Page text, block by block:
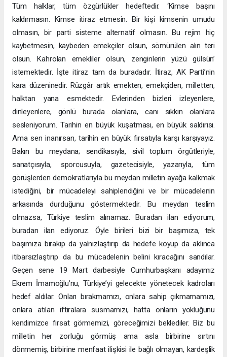
Tüm halklar, tüm özgürlükler hedeftedir. ‘Kimse başını
kaldırmasın. Kimse itiraz etmesin. Bir kişi kimsenin umudu
olmasın, bir parti sisteme alternatif olmasın. Bu rejim hiç
kaybetmesin, kaybeden emekçiler olsun, sömürülen alın teri
olsun. Kahrolan emekliler olsun, zenginlerin yüzü gülsün’
istemektedir. İşte itiraz tam da buradadır. İtiraz, AK Parti’nin
kara düzeninedir. Rüzgâr artık emekten, emekçiden, milletten,
halktan yana esmektedir. Evlerinden bizleri izleyenlere,
dinleyenlere, gönlü burada olanlara, canı sıkkın olanlara
sesleniyorum. Tarihin en büyük kuşatması, en büyük saldırısı.
Ama sen inanırsan, tarihin en büyük fırsatıyla karşı karşıyayız.
Bakın bu meydana; sendikasıyla, sivil toplum örgütleriyle,
sanatçısıyla, sporcusuyla, gazetecisiyle, yazarıyla, tüm
görüşlerden demokratlarıyla bu meydan milletin ayağa kalkmak
istediğini, bir mücadeleyi sahiplendiğini ve bir mücadelenin
arkasında durduğunu göstermektedir. Bu meydan teslim
olmazsa, Türkiye teslim alınamaz. Buradan ilan ediyorum,
buradan ilan ediyoruz. Öyle birileri bizi bir başımıza, tek
başımıza bırakıp da yalnızlaştırıp da hedefe koyup da aklınca
itibarsızlaştırıp da bu mücadelenin belini kıracağını sandılar.
Geçen sene 19 Mart darbesiyle Cumhurbaşkanı adayımız
Ekrem İmamoğlu’nu, Türkiye’yi gelecekte yönetecek kadroları
hedef aldılar. Onları bırakmamızı, onlara sahip çıkmamamızı,
onlara atılan iftiralara susmamızı, hatta onların yokluğunu
kendimizce fırsat görmemizi, göreceğimizi beklediler. Biz bu
milletin her zorluğu görmüş ama asla birbirine sırtını
dönmemiş, birbirine menfaat ilişkisi ile bağlı olmayan, kardeşlik